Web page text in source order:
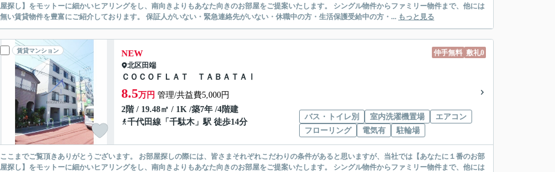
屋探し】をモットーに細かいヒアリングをし、南向きよりもあなた向きのお部屋をご提案いたします。 シングル物件からファミリー物件まで、他には
無い賃貸物件を豊富にご紹介しております。 保証人がいない・緊急連絡先がいない・休職中の方・生活保護受給中の方・... もっと見る
賃貸マンション 仲手無料 敷礼0
NEW
北区田端
ＣＯＣＯＦＬＡＴ ＴＡＢＡＴＡⅠ
8.5万円 管理/共益費5,000円
2階 / 19.48㎡ / 1K /築7年 /4階建
千代田線 「 千駄木 」駅 徒歩14分
バス・トイレ別 室内洗濯機置場
エアコン
フローリング
電気有 駐輪場
ここまでご覧頂きありがとうございます。 お部屋探しの際には、皆さまそれぞれこだわりの条件があると思いますが、当社では【あなたに１番のお部
屋探し】をモットーに細かいヒアリングをし、南向きよりもあなた向きのお部屋をご提案いたします。 シングル物件からファミリー物件まで、他には